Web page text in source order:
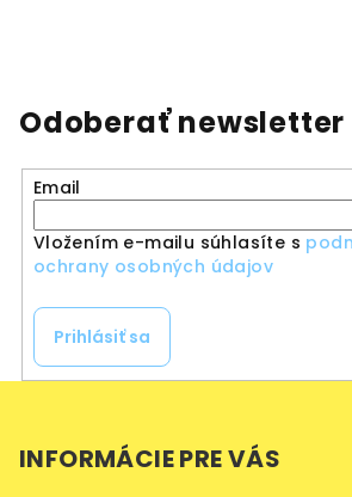
Odoberať newsletter
Email
Vložením e-mailu súhlasíte s
ochrany osobných údajov
Prihlásiť sa
INFORMÁCIE PRE VÁS